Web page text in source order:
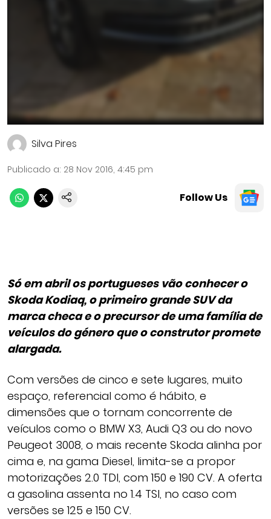
Silva Pires
Publicado a: 28 Nov 2016, 4:45 pm
Follow Us
Só em abril os portugueses vão conhecer o
Skoda Kodiaq, o primeiro grande SUV da
marca checa e o precursor de uma família de
veículos do género que o construtor promete
alargada.
Com versões de cinco e sete lugares, muito
espaço, referencial como é hábito, e
dimensões que o tornam concorrente de
veículos como o BMW X3, Audi Q3 ou do novo
Peugeot 3008, o mais recente Skoda alinha por
cima e, na gama Diesel, limita-se a propor
motorizações 2.0 TDI, com 150 e 190 CV. A oferta
a gasolina assenta no 1.4 TSI, no caso com
versões se 125 e 150 CV.